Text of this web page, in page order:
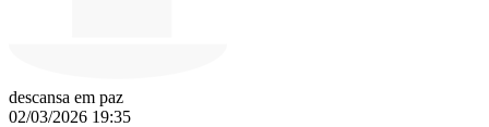
descansa em paz
02/03/2026 19:35